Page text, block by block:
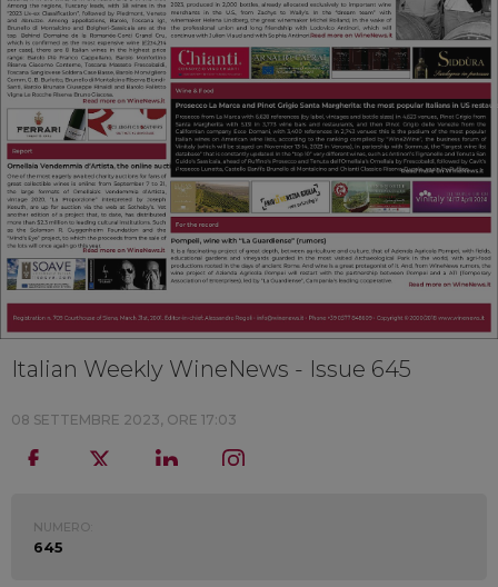
Italian Weekly WineNews - Issue 645
08 SETTEMBRE 2023, ORE 17:03
NUMERO:
645